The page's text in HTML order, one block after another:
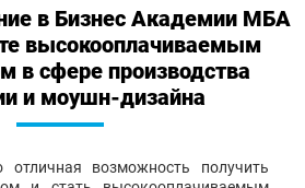
в Бизнес Академии МБА
высокооплачиваемым
в сфере производства
и моушн-дизайна
возможность получить